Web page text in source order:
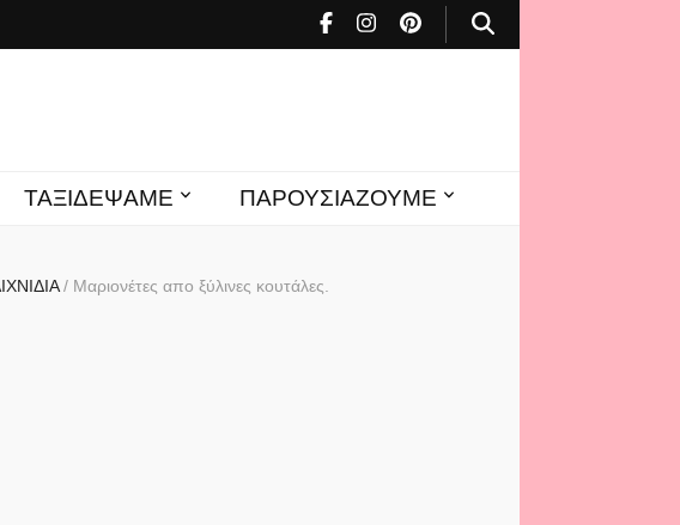
ΤΑΞΙΔΕΨΑΜΕ ΠΑΡΟΥΣΙΑΖΟΥΜΕ
/ Μαριονέτες απο ξύλινες κουτάλες.